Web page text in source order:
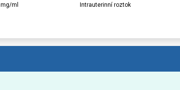
mg/ml Intrauterinní roztok